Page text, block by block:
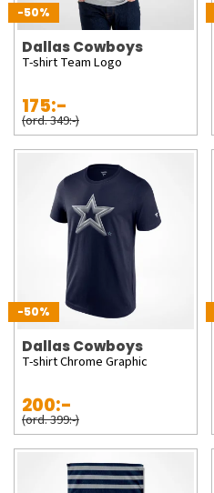
-50%
Dallas Cowboys
T-shirt Team Logo
175:-
(ord. 349:-)
-50%
Dallas Cowboys
T-shirt Chrome Graphic
200:-
(ord. 399:-)